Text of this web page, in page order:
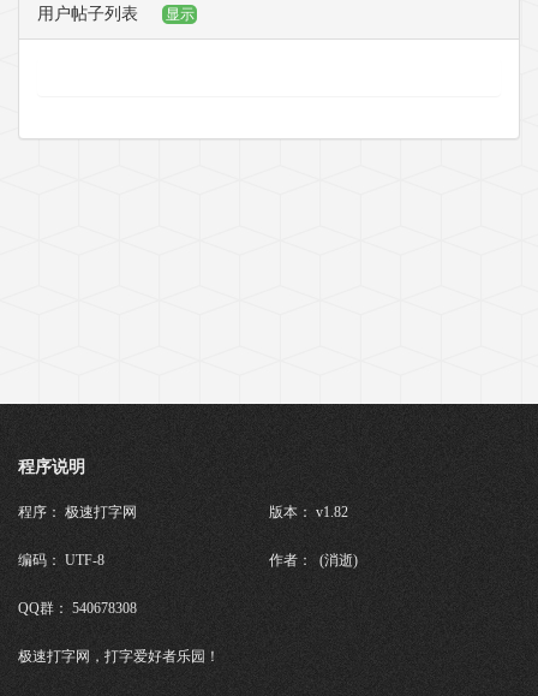
用户帖子列表 显示
程序说明
程序： 极速打字网 版本： v1.82
编码： UTF-8 作者： (消逝)
QQ群： 540678308
极速打字网，打字爱好者乐园！